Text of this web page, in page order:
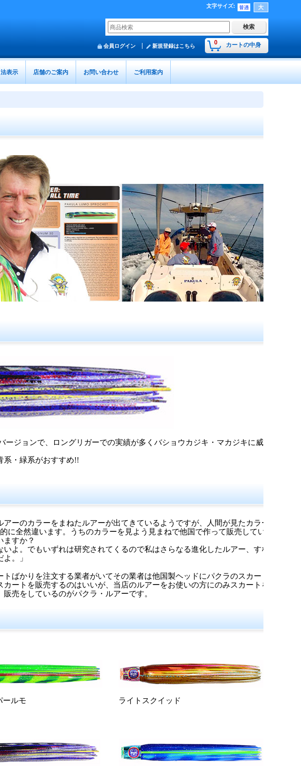
文字サイズ:
0 カートの中身
会員ログイン 新規登録はこちら
表示 店舗のご案内 お問い合わせ ご利用案内
ジョンで、ロングリガーでの実績が多くバショウカジキ・マカジキに威力
系・緑系がおすすめ!!
ーのカラーをまねたルアーが出てきているようですが、人間が見たカラー
全然違います。うちのカラーを見よう見まねで他国で作って販売している
ますか？
よ。でもいずれは研究されてくるので私はさらなる進化したルアー、すな
。」
ばかりを注文する業者がいてその業者は他国製ヘッドにパクラのスカート
ートを販売するのはいいが、当店のルアーをお使いの方にのみスカートを
売をしているのがパクラ・ルアーです。
ールモ ライトスクイッド